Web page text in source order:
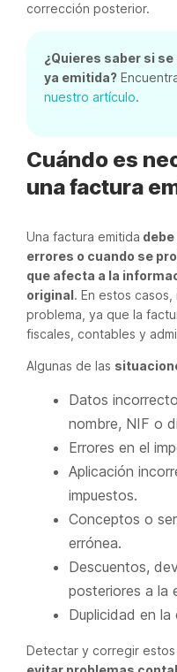
corrección posterior.
¿Quieres saber si
ya emitida?
nuestro artículo.
Cuándo es
una factura
Una factura emitida
errores o cuando se
que afecta a la
original. En estos
problema, ya que la
fiscales, contables y
Algunas de las
Datos
nombre, NIF o
Errores en el
Aplicación
impuestos.
Conceptos o
errónea.
Descuentos,
posteriores a la
Duplicidad en
Detectar y corregir